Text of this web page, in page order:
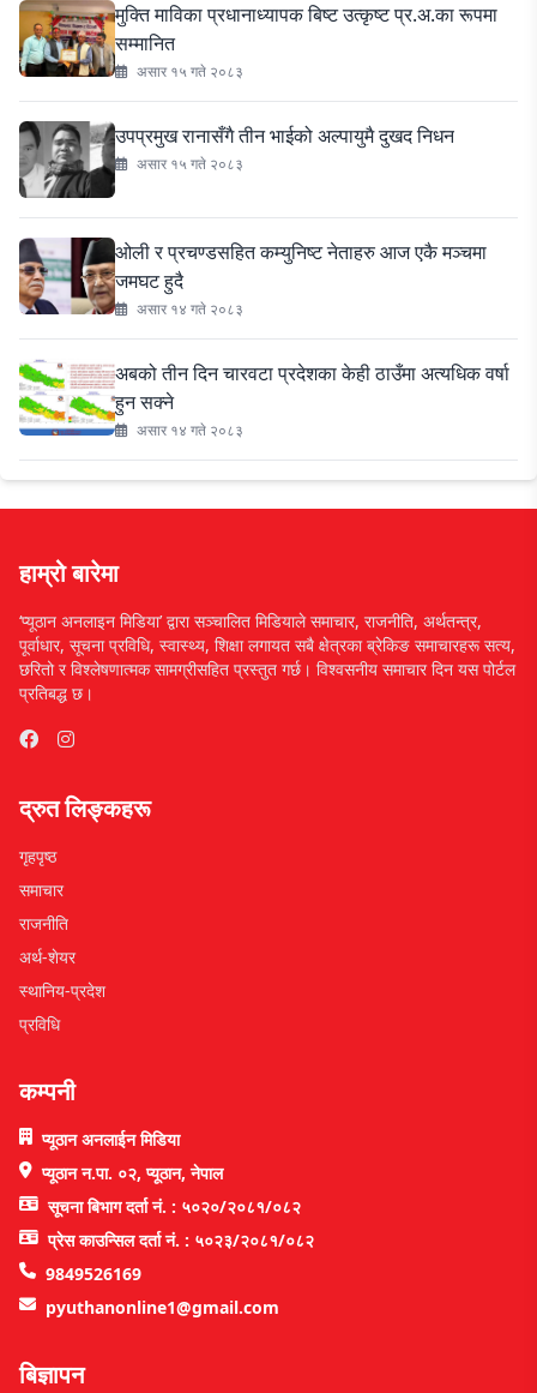
मुक्ति माविका प्रधानाध्यापक बिष्ट उत्कृष्ट प्र.अ.का रूपमा
सम्मानित
असार १५ गते २०८३
उपप्रमुख रानासँगै तीन भाईको अल्पायुमै दुखद निधन
असार १५ गते २०८३
ओली र प्रचण्डसहित कम्युनिष्ट नेताहरु आज एकै मञ्चमा
जमघट हुदै
असार १४ गते २०८३
अबको तीन दिन चारवटा प्रदेशका केही ठाउँमा अत्यधिक वर्षा
हुन सक्ने
असार १४ गते २०८३
हाम्रो बारेमा
‘प्यूठान अनलाइन मिडिया’ द्वारा सञ्चालित मिडियाले समाचार, राजनीति, अर्थतन्त्र,
पूर्वाधार, सूचना प्रविधि, स्वास्थ्य, शिक्षा लगायत सबै क्षेत्रका ब्रेकिङ समाचारहरू सत्य,
छरितो र विश्लेषणात्मक सामग्रीसहित प्रस्तुत गर्छ। विश्वसनीय समाचार दिन यस पोर्टल
प्रतिबद्ध छ।
द्रुत लिङ्कहरू
गृहपृष्ठ
समाचार
राजनीति
अर्थ-शेयर
स्थानिय-प्रदेश
प्रविधि
कम्पनी
प्यूठान अनलाईन मिडिया
प्यूठान न.पा. ०२, प्यूठान, नेपाल
सूचना बिभाग दर्ता नं. : ५०२०/२०८१/०८२
प्रेस काउन्सिल दर्ता नं. : ५०२३/२०८१/०८२
9849526169
pyuthanonline1@gmail.com
बिज्ञापन